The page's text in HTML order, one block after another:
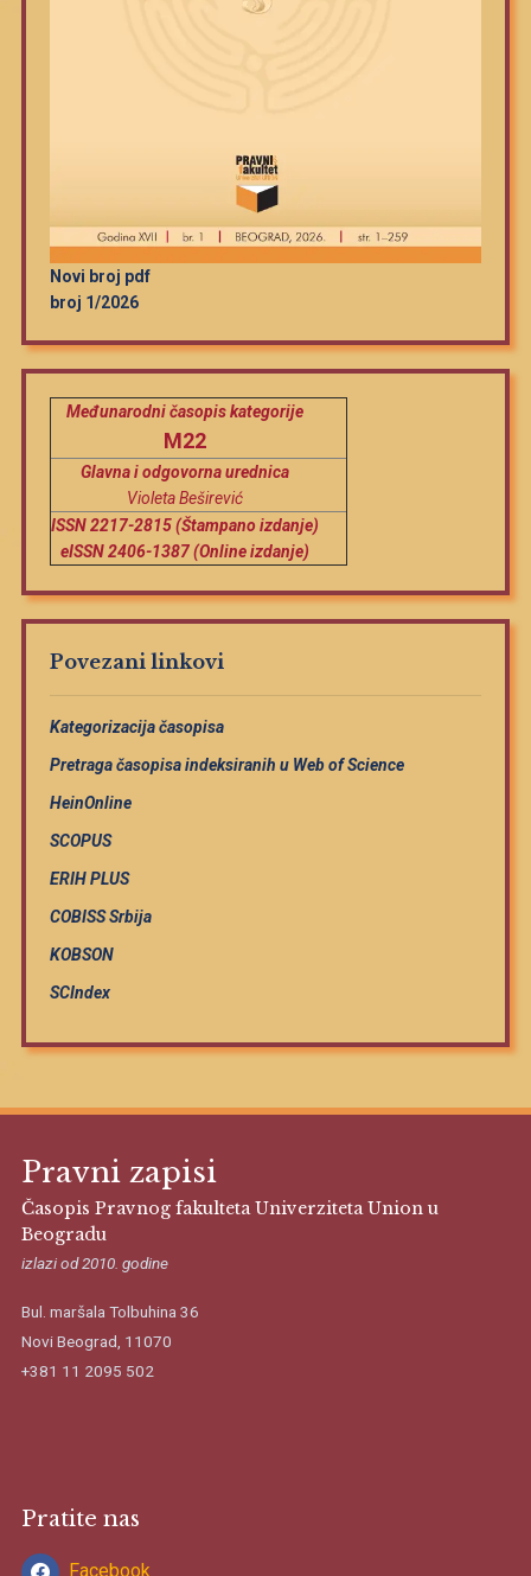
Novi broj pdf
broj 1/2026
Međunarodni časopis kategorije
M22
Glavna i odgovorna urednica
Violeta Beširević
ISSN 2217-2815 (Štampano izdanje)
eISSN 2406-1387 (Online izdanje)
Povezani linkovi
Kategorizacija časopisa
Pretraga časopisa indeksiranih u Web of Science
HeinOnline
SCOPUS
ERIH PLUS
COBISS Srbija
KOBSON
SCIndex
Pravni zapisi
Časopis Pravnog fakulteta Univerziteta Union u
Beogradu
izlazi od 2010. godine
Bul. maršala Tolbuhina 36
Novi Beograd, 11070
+381 11 2095 502
Pratite nas
Facebook